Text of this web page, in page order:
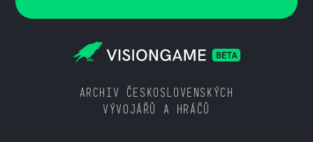
ARCHIV ČESKOSLOVENSKÝCH
VÝVOJÁŘŮ A HRÁČŮ